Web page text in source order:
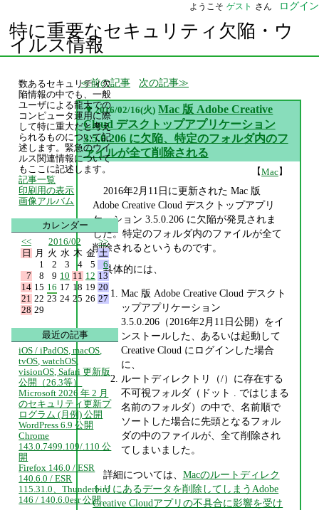
ようこそ ゲスト さん ログイン
特に重要なセキュリティ欠陥・ウ
イルス情報
前の記事 次の記事
▼ 2016/02/16(火) Mac 版 Adobe Creative
Cloud デスクトップアプリケーション
3.5.0.206 に欠陥、特定のフォルダ内のフ
ァイルが全て削除される
【Mac】
2016年2月11日に更新された Mac 版
Adobe Creative Cloud デスクトップアプリ
ケーション 3.5.0.206 に欠陥が発見されま
した。特定のフォルダ内のファイルが全て
削除されるというものです。
具体的には、
Mac 版 Adobe Creative Cloud デスクト
ップアプリケーション
3.5.0.206（2016年2月11日公開）をイ
ンストールした、あるいは起動して
Creative Cloud にログインした場合
に、
ルートディレクトリ（/）に存在する
不可視フォルダ（ドット . ではじまる
名前のフォルダ）の中で、名前順で
ソートした場合に先頭となるフォル
ダの中のファイルが、全て削除され
てしまいました。
詳細については、 Macのルートディレク
トリにあるデータを削除してしまうAdobe
Creative Cloudアプリの不具合に影響を受け
数あるセキュリティ欠
陥情報の中でも、一般
ユーザによる龍大での
コンピュータ運用に際
して特に重大だと考え
られるものについて記
述します。緊急のウイ
ルス関連情報について
もここに記述します。
記事一覧
印刷用の表示
画像アルバム
カレンダー
<<
2016/02
>>
日
月 火 水 木 金 土
1
2 3 4 5
6
7
8 9 10 11 12 13
14 15 16 17 18 19 20
21 22 23 24 25 26 27
28 29
最近の記事
iOS / iPadOS, macOS,
tvOS, watchOS,
visionOS, Safari 更新版
公開（26.3等）
Microsoft 2026 年 2 月
のセキュリティ更新プ
ログラム (月例) 公開
WordPress 6.9 公開
Chrome
143.0.7499.109/.110 公
開
Firefox 146.0 / ESR
140.6.0 / ESR
115.31.0、Thunderbird
146 / 140.6.0esr 公開